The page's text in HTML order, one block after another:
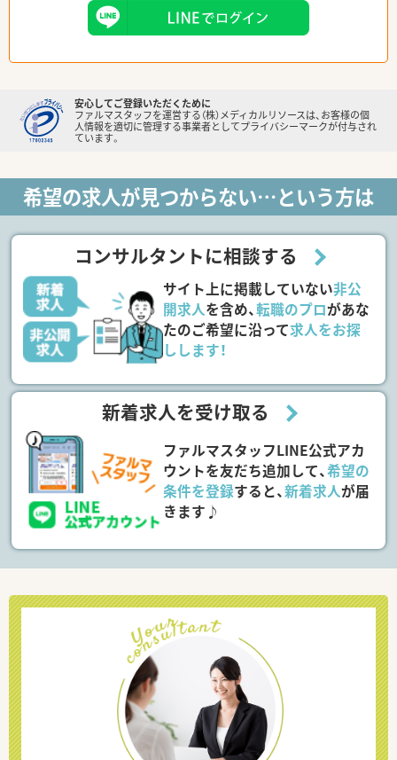
安心してご登録いただくために
ファルマスタッフを運営する（株）メディカルリソースは、お客様の個
人情報を適切に管理する事業者としてプライバシーマークが付与され
ています。
希望の求人が見つからない…という方は
コンサルタントに相談する
サイト上に掲載していない非公
開求人を含め、転職のプロがあな
たのご希望に沿って求人をお探
しします！
新着求人を受け取る
ファルマスタッフLINE公式アカ
ウントを友だち追加して、希望の
条件を登録すると、新着求人が届
きます♪